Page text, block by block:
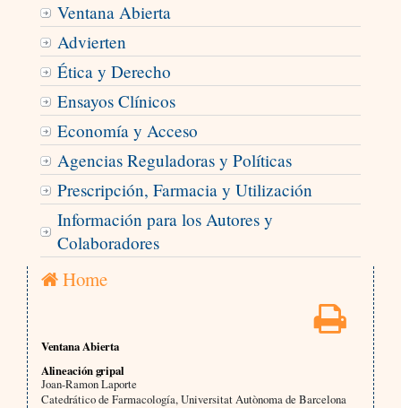
Ventana Abierta
Advierten
Ética y Derecho
Ensayos Clínicos
Economía y Acceso
Agencias Reguladoras y Políticas
Prescripción, Farmacia y Utilización
Información para los Autores y
Colaboradores
Home
Ventana Abierta
Alineación gripal
Joan-Ramon Laporte
Catedrático de Farmacología, Universitat Autònoma de Barcelona